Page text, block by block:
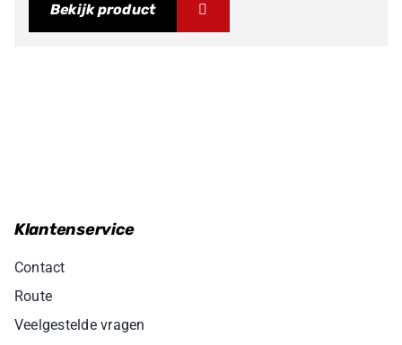
Bekijk product
Klantenservice
Contact
Route
Veelgestelde vragen